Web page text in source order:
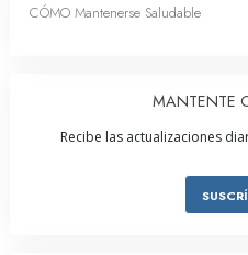
CÓMO Mantenerse Saludable
MANTENTE
Recibe las actualizaciones